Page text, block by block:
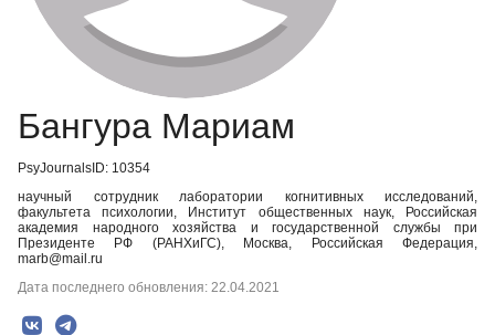
Бангура Мариам
PsyJournalsID: 10354
научный сотрудник лаборатории когнитивных исследований,
факультета психологии, Институт общественных наук, Российская
академия народного хозяйства и государственной службы при
Президенте РФ (РАНХиГС), Москва, Российская Федерация,
marb@mail.ru
Дата последнего обновления: 22.04.2021